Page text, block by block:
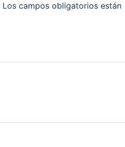
Los campos obligatorios están